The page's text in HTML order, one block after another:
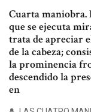
Cuarta maniobra.
que se ejecuta
trata de apreciar
de la cabeza;
la prominencia
descendido la
en